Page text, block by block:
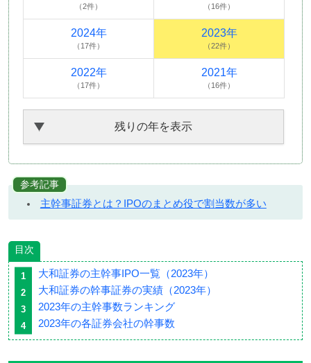
（2件） （16件）
2024年
（17件）
2023年
（22件）
2022年
（17件）
2021年
（16件）
残りの年を表示
参考記事
主幹事証券とは？IPOのまとめ役で割当数が多い
目次
大和証券の主幹事IPO一覧（2023年）
大和証券の幹事証券の実績（2023年）
2023年の主幹事数ランキング
2023年の各証券会社の幹事数